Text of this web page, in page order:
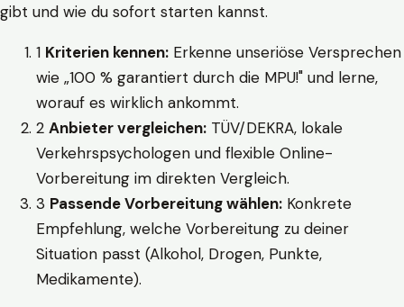
gibt und wie du sofort starten kannst.
1 Kriterien kennen: Erkenne unseriöse Versprechen
wie „100 % garantiert durch die MPU!" und lerne,
worauf es wirklich ankommt.
2 Anbieter vergleichen: TÜV/DEKRA, lokale
Verkehrspsychologen und flexible Online-
Vorbereitung im direkten Vergleich.
3 Passende Vorbereitung wählen: Konkrete
Empfehlung, welche Vorbereitung zu deiner
Situation passt (Alkohol, Drogen, Punkte,
Medikamente).